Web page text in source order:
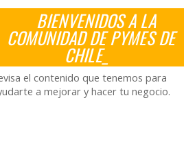
BIENVENIDOS A LA
COMUNIDAD DE PYMES DE
CHILE_
el contenido que tenemos para
a mejorar y hacer tu negocio.